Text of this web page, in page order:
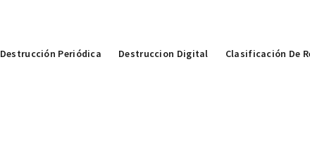
Destrucción Periódica Destruccion Digital Clasificación De